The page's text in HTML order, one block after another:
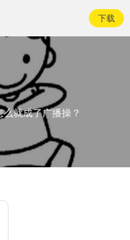
下载
就成了广播操？